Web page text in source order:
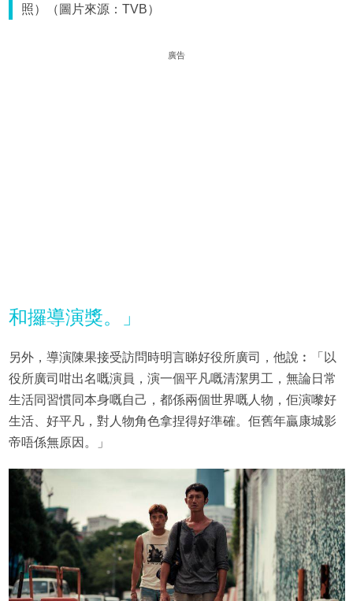
照）（圖片來源：TVB）
廣告
和攞導演獎。」
另外，導演陳果接受訪問時明言睇好役所廣司，他說︰「以
役所廣司咁出名嘅演員，演一個平凡嘅清潔男工，無論日常
生活同習慣同本身嘅自己，都係兩個世界嘅人物，佢演嚟好
生活、好平凡，對人物角色拿捏得好準確。佢舊年贏康城影
帝唔係無原因。」